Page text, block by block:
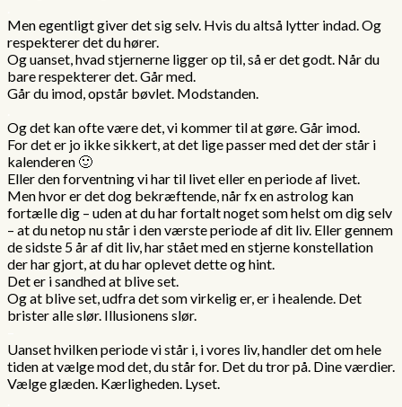
Men egentligt giver det sig selv. Hvis du altså lytter indad. Og
respekterer det du hører.
Og uanset, hvad stjernerne ligger op til, så er det godt. Når du
bare respekterer det. Går med.
Går du imod, opstår bøvlet. Modstanden.
Og det kan ofte være det, vi kommer til at gøre. Går imod.
For det er jo ikke sikkert, at det lige passer med det der står i
kalenderen 🙂
Eller den forventning vi har til livet eller en periode af livet.
Men hvor er det dog bekræftende, når fx en astrolog kan
fortælle dig – uden at du har fortalt noget som helst om dig selv
– at du netop nu står i den værste periode af dit liv. Eller gennem
de sidste 5 år af dit liv, har stået med en stjerne konstellation
der har gjort, at du har oplevet dette og hint.
Det er i sandhed at blive set.
Og at blive set, udfra det som virkelig er, er i healende. Det
brister alle slør. Illusionens slør.
Uanset hvilken periode vi står i, i vores liv, handler det om hele
tiden at vælge mod det, du står for. Det du tror på. Dine værdier.
Vælge glæden. Kærligheden. Lyset.